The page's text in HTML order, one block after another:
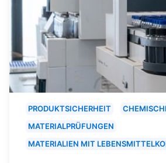
PRODUKTSICHERHEIT
MATERIALPRÜFUNGEN
MATERIALIEN MIT